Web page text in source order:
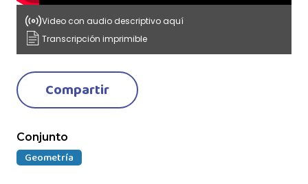
Video con audio descriptivo aquí
Transcripción imprimible
Compartir
Conjunto
Geometría